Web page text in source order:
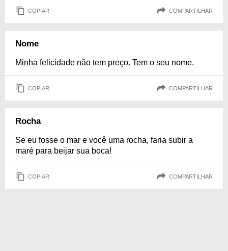
COPIAR COMPARTILHAR
Nome
Minha felicidade não tem preço. Tem o seu nome.
COPIAR COMPARTILHAR
Rocha
Se eu fosse o mar e você uma rocha, faria subir a
maré para beijar sua boca!
COPIAR COMPARTILHAR